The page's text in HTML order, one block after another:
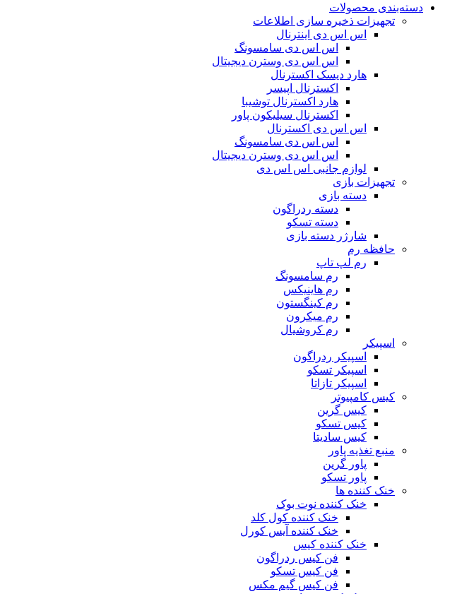
دسته‌بندی محصولات
تجهیزات ذخیره سازی اطلاعات
اس اس دی اینترنال
اس اس دی سامسونگ
اس اس دی وسترن دیجیتال
هارد دیسک اکسترنال
اکسترنال اپیسر
هارد اکسترنال توشیبا
اکسترنال سیلیکون پاور
اس اس دی اکسترنال
اس اس دی سامسونگ
اس اس دی وسترن دیجیتال
لوازم جانبی اس اس دی
تجهیزات بازی
دسته بازی
دسته ردراگون
دسته تسکو
شارژر دسته بازی
حافظه رم
رم لپ تاپ
رم سامسونگ
رم هاینیکس
رم کینگستون
رم میکرون
رم کروشیال
اسپیکر
اسپیکر ردراگون
اسپیکر تسکو
اسپیکر تازاتا
کیس کامپیوتر
کیس گرین
کیس تسکو
کیس سادیتا
منبع تغذیه‌ پاور
پاور گرین
پاور تسکو
خنک کننده ها
خنک کننده نوت بوک
خنک کننده کول کلد
خنک کننده آیس کورل
خنک کننده کیس
فن کیس ردراگون
فن کیس تسکو
فن کیس گیم مکس